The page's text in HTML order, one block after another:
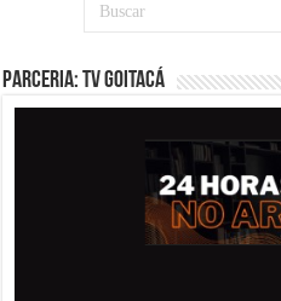
p
p
b
o
o
n
PARCERIA: TV GOITACÁ